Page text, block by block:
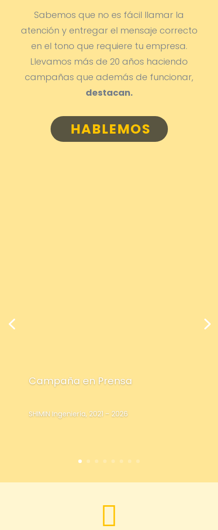
Sabemos que no es fácil llamar la
atención y entregar el mensaje correcto
en el tono que requiere tu empresa.
Llevamos más de 20 años haciendo
campañas que además de funcionar,
destacan.
HABLEMOS
Campaña en Prensa
SHIMIN Ingeniería, 2021 – 2026
